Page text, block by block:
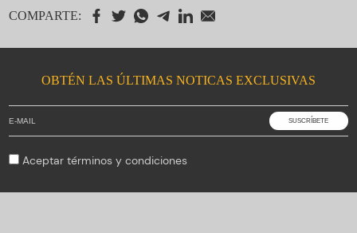
COMPARTE:
OBTÉN LAS ÚLTIMAS NOTICAS EXCLUSIVAS
Aceptartérminos y condiciones